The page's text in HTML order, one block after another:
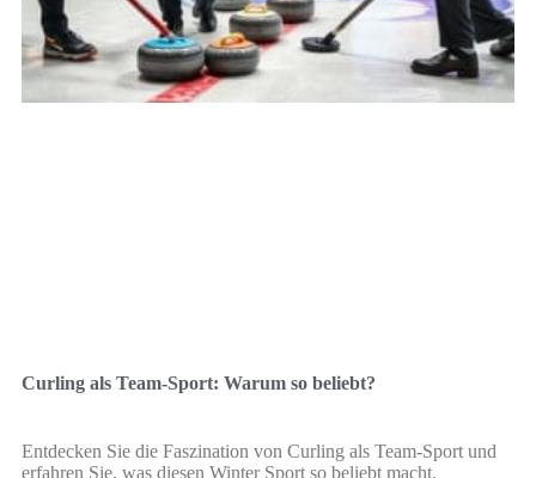
Curling als Team-Sport: Warum so beliebt?
Entdecken Sie die Faszination von Curling als Team-Sport und
erfahren Sie, was diesen Winter Sport so beliebt macht.